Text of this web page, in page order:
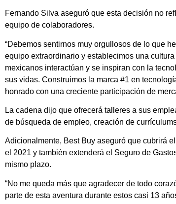
Fernando Silva aseguró que esta decisión no
equipo de colaboradores.
“Debemos sentirnos muy orgullosos de lo que
equipo extraordinario y establecimos una
mexicanos interactúan y se inspiran con la
sus vidas. Construimos la marca #1 en
honrado con una creciente participación de
La cadena dijo que ofrecerá talleres a sus
de búsqueda de empleo, creación de
Adicionalmente, Best Buy aseguró que cubrirá
el 2021 y también extenderá el Seguro de
mismo plazo.
“No me queda más que agradecer de todo
parte de esta aventura durante estos casi 13